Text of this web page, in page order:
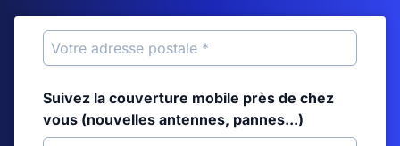
Suivez la couverture mobile près de chez
vous (nouvelles antennes, pannes...)